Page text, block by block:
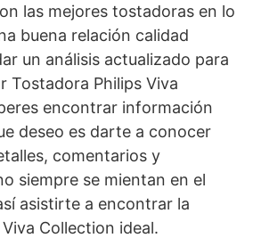
las mejores tostadoras en lo
buena relación calidad
un análisis actualizado para
Tostadora Philips Viva
encontrar información
deseo es darte a conocer
comentarios y
siempre se mientan en el
asistirte a encontrar la
Collection ideal.